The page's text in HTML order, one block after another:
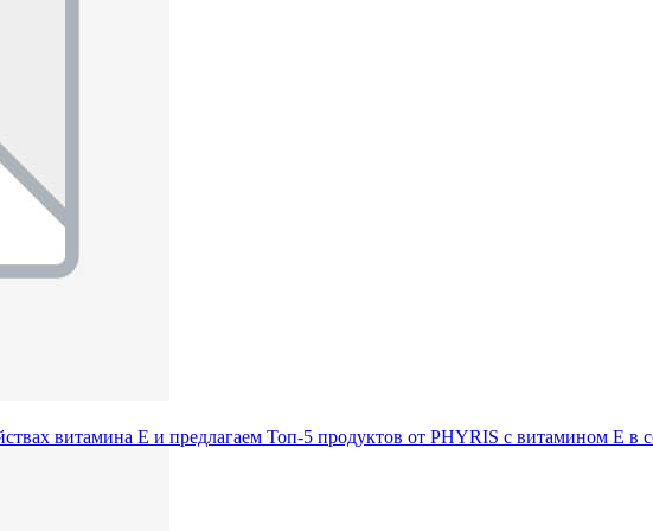
витамина Е и предлагаем Топ-5 продуктов от PHYRIS с витамином Е в